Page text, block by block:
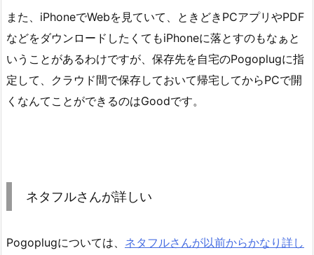
また、iPhoneでWebを見ていて、ときどきPCアプリやPDF
などをダウンロードしたくてもiPhoneに落とすのもなぁと
いうことがあるわけですが、保存先を自宅のPogoplugに指
定して、クラウド間で保存しておいて帰宅してからPCで開
くなんてことができるのはGoodです。
ネタフルさんが詳しい
Pogoplugについては、 ネタフルさんが以前からかなり詳し